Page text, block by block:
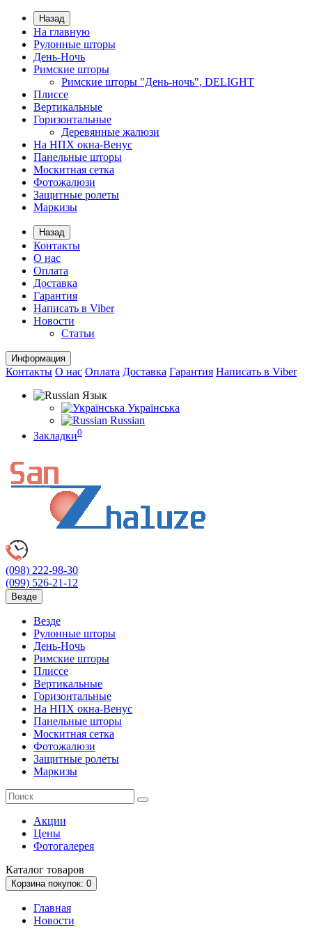
Назад
На главную
Рулонные шторы
День-Ночь
Римские шторы
Римские шторы "День-ночь", DELIGHT
Плиссе
Вертикальные
Горизонтальные
Деревянные жалюзи
На НПХ окна-Венус
Панельные шторы
Москитная сетка
Фотожалюзи
Защитные ролеты
Маркизы
Назад
Контакты
О нас
Оплата
Доставка
Гарантия
Написать в Viber
Новости
Статьи
Информация
Контакты О нас Оплата Доставка Гарантия Написать в Viber
Язык
Українська
Russian
Закладки0
(098) 222-98-30
(099) 526-21-12
Везде
Везде
Рулонные шторы
День-Ночь
Римские шторы
Плиссе
Вертикальные
Горизонтальные
На НПХ окна-Венус
Панельные шторы
Москитная сетка
Фотожалюзи
Защитные ролеты
Маркизы
Акции
Цены
Фотогалерея
Каталог товаров
Корзинапокупок: 0
Главная
Новости